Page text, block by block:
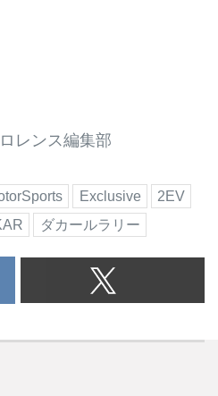
ロレンス編集部
Exclusive
2EV
ダカールラリー